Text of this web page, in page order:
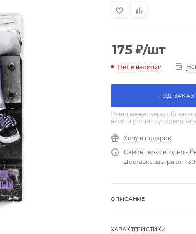
175 ₽/шт
Нет в наличии
ПОД ЗАКАЗ
Наши менеджеры
вами и уточнят условия
Хочу в подарок
Самовывоз сегодня -
Доставка завтра от -
ОПИСАНИЕ
ХАРАКТЕРИСТИКИ